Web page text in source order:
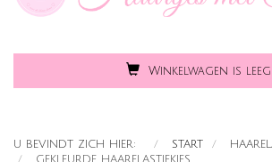
Winkelwagen is leeg
U BEVINDT ZICH HIER: START
GEKLEURDE HAARELASTIEKJES